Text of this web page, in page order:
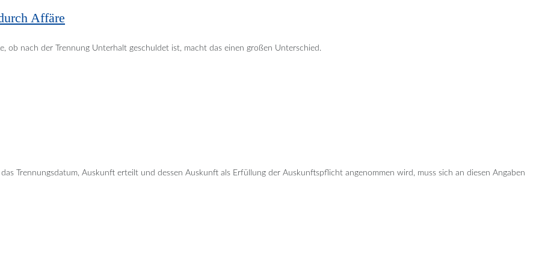
Affäre
ob nach der Trennung Unterhalt geschuldet ist, macht das einen großen Unterschied.
Trennungsdatum, Auskunft erteilt und dessen Auskunft als Erfüllung der Auskunftspflicht angenommen wird, muss sich an diesen Angaben